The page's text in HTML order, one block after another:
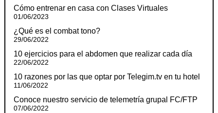
Cómo entrenar en casa con Clases Virtuales
01/06/2023
¿Qué es el combat tono?
29/06/2022
10 ejercicios para el abdomen que realizar cada día
22/06/2022
10 razones por las que optar por Telegim.tv en tu hotel
11/06/2022
Conoce nuestro servicio de telemetría grupal FC/FTP
07/06/2022